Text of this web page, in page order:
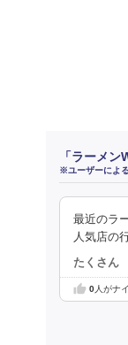
「ラーメ
※ユーザーによ
最近のラ
人気店の
たくさん
0人がナ